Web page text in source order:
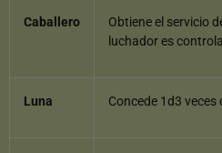
Caballero
Obtiene el servicio
luchador es
Luna Concede 1d3 veces